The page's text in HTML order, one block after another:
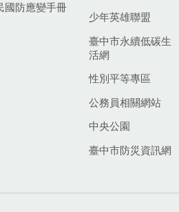
國防應變手冊
少年英雄聯盟
臺中市永續低碳生
活網
性別平等專區
公務員相關網站
中央公園
臺中市防災資訊網